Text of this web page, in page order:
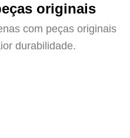
originais
com peças originais
durabilidade.